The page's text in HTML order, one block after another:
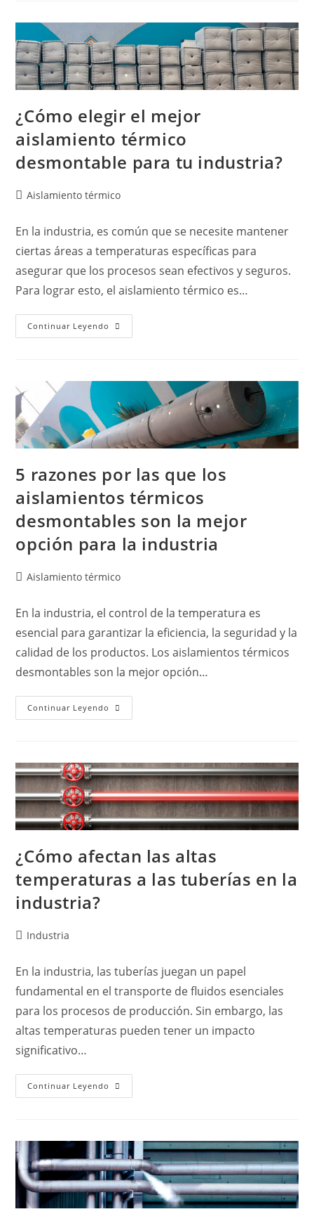
¿Cómo elegir el mejor
aislamiento térmico
desmontable para tu industria?
Aislamiento térmico
En la industria, es común que se necesite mantener
ciertas áreas a temperaturas específicas para
asegurar que los procesos sean efectivos y seguros.
Para lograr esto, el aislamiento térmico es…
Continuar Leyendo
5 razones por las que los
aislamientos térmicos
desmontables son la mejor
opción para la industria
Aislamiento térmico
En la industria, el control de la temperatura es
esencial para garantizar la eficiencia, la seguridad y la
calidad de los productos. Los aislamientos térmicos
desmontables son la mejor opción…
Continuar Leyendo
¿Cómo afectan las altas
temperaturas a las tuberías en la
industria?
Industria
En la industria, las tuberías juegan un papel
fundamental en el transporte de fluidos esenciales
para los procesos de producción. Sin embargo, las
altas temperaturas pueden tener un impacto
significativo…
Continuar Leyendo